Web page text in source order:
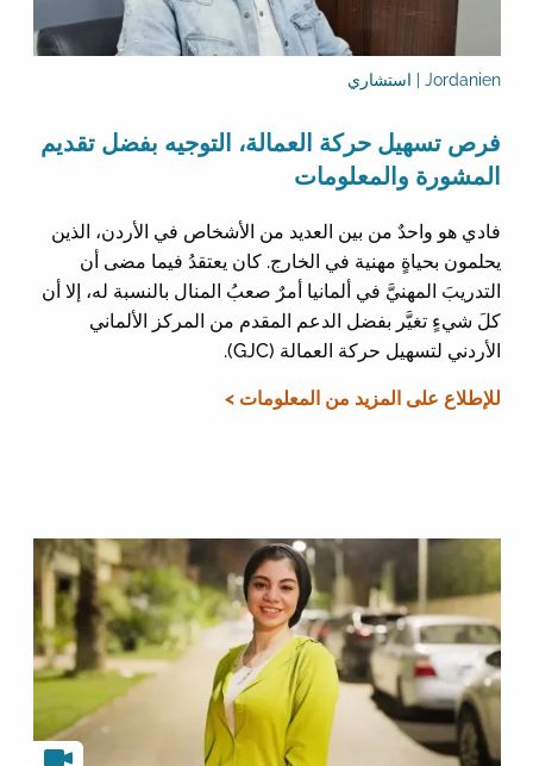
Jordanien | استشاري
فرص تسهيل حركة العمالة، التوجيه بفضل تقديم
المشورة والمعلومات
فادي هو واحدٌ من بين العديد من الأشخاص في الأردن، الذين
يحلمون بحياةٍ مهنية في الخارج. كان يعتقدُ فيما مضى أن
التدريبَ المهنيَّ في ألمانيا أمرٌ صعبُ المنال بالنسبة له، إلا أن
كلَ شيءٍ تغيَّر بفضل الدعم المقدم من المركز الألماني
الأردني لتسهيل حركة العمالة (GJC).
للإطلاع على المزيد من المعلومات >